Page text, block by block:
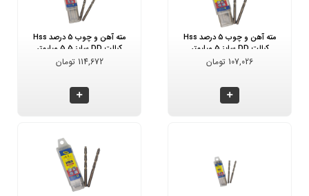
مته آهن و چوب 5 درصد Hss
کبالت DD سایز 5 میلیمتر
107,026 تومان
مته آهن و چوب 5 درصد Hss
کبالت DD سایز 5.5 میلیمتر
114,672 تومان